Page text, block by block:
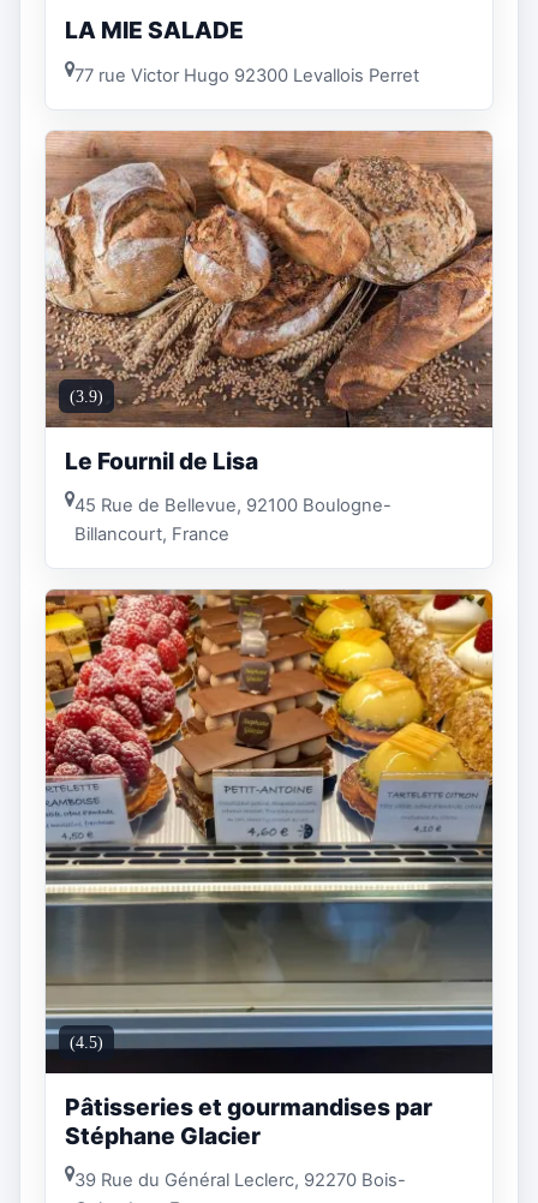
LA MIE SALADE
77 rue Victor Hugo 92300 Levallois Perret
(3.9)
Le Fournil de Lisa
45 Rue de Bellevue, 92100 Boulogne-
Billancourt, France
(4.5)
Pâtisseries et gourmandises par
Stéphane Glacier
39 Rue du Général Leclerc, 92270 Bois-